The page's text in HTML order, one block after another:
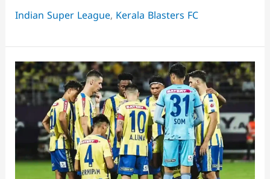
പിഴച്ചത്?
ബ്ലാസ്റ്റേഴ്സ്
Indian Super League, Kerala Blasters FC